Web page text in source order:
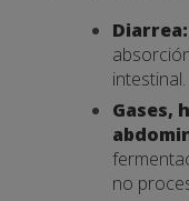
Diarrea:
intestinal.
Gases,
no